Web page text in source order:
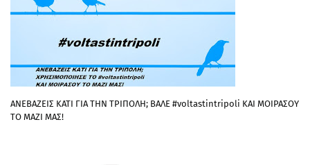
ΑΝΕΒΑΖΕΙΣ ΚΑΤΙ ΓΙΑ ΤΗΝ ΤΡΙΠΟΛΗ; ΒΑΛΕ #voltastintripoli ΚΑΙ ΜΟΙΡΑΣΟΥ
ΤΟ ΜΑΖΙ ΜΑΣ!